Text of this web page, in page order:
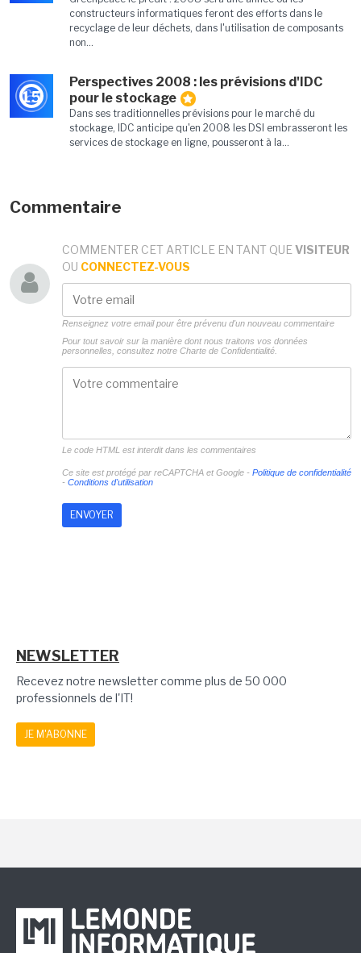
constructeurs informatiques feront des efforts dans le
recyclage de leur déchets, dans l'utilisation de composants
non...
15
Perspectives 2008 : les prévisions d'IDC
pour le stockage
Dans ses traditionnelles prévisions pour le marché du
stockage, IDC anticipe qu'en 2008 les DSI embrasseront les
services de stockage en ligne, pousseront à la...
Commentaire
COMMENTER CET ARTICLE EN TANT QUE VISITEUR
OU CONNECTEZ-VOUS
Renseignez votre email pour être prévenu d'un nouveau commentaire
Pour tout savoir sur la manière dont nous traitons vos données
personnelles, consultez notre Charte de Confidentialité.
Le code HTML est interdit dans les commentaires
Ce site est protégé par reCAPTCHA et Google - Politique de confidentialité
- Conditions d'utilisation
NEWSLETTER
Recevez notre newsletter comme plus de 50 000
professionnels de l'IT!
JE M'ABONNE